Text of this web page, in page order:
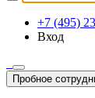
+7 (495)
Вход
Пробное